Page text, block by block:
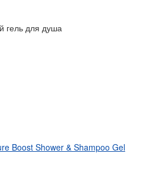
гель для душа
Boost Shower & Shampoo Gel